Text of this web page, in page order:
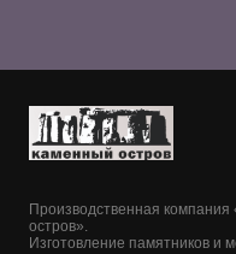
Производственная
остров».
Изготовление памятников и